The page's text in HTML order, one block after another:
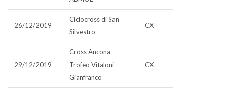
26/12/2019
Ciclocross di San
Silvestro
CX
29/12/2019
Cross Ancona -
Trofeo Vitaloni
Gianfranco
CX